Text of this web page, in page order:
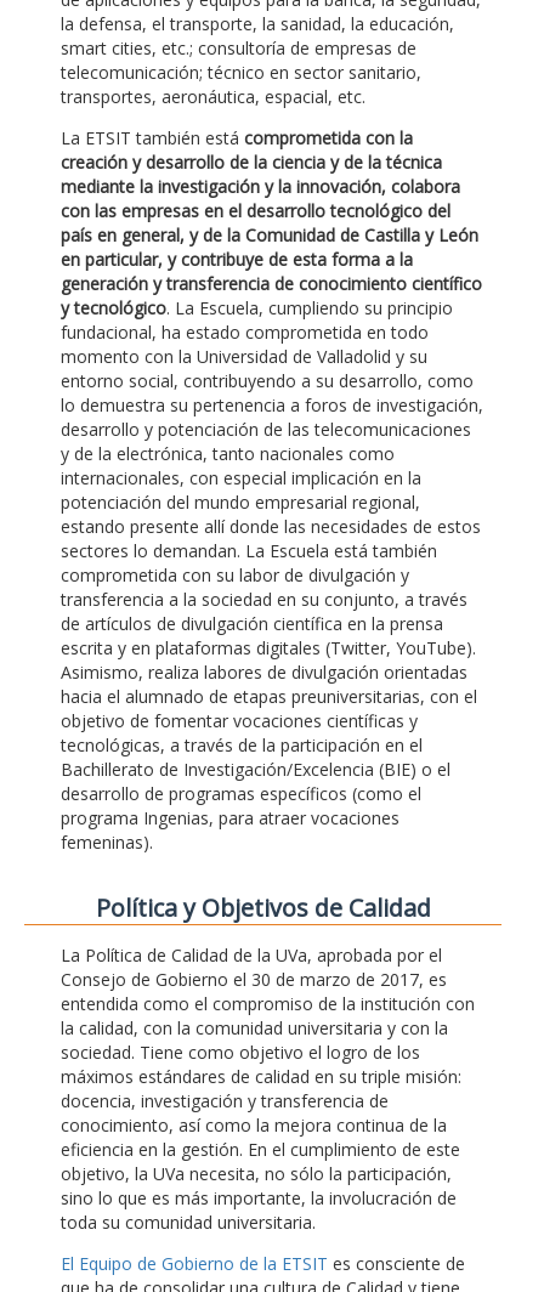
la defensa, el transporte, la sanidad, la educación,
smart cities, etc.; consultoría de empresas de
telecomunicación; técnico en sector sanitario,
transportes, aeronáutica, espacial, etc.
La ETSIT también está comprometida con la
creación y desarrollo de la ciencia y de la técnica
mediante la investigación y la innovación, colabora
con las empresas en el desarrollo tecnológico del
país en general, y de la Comunidad de Castilla y León
en particular, y contribuye de esta forma a la
generación y transferencia de conocimiento científico
y tecnológico. La Escuela, cumpliendo su principio
fundacional, ha estado comprometida en todo
momento con la Universidad de Valladolid y su
entorno social, contribuyendo a su desarrollo, como
lo demuestra su pertenencia a foros de investigación,
desarrollo y potenciación de las telecomunicaciones
y de la electrónica, tanto nacionales como
internacionales, con especial implicación en la
potenciación del mundo empresarial regional,
estando presente allí donde las necesidades de estos
sectores lo demandan. La Escuela está también
comprometida con su labor de divulgación y
transferencia a la sociedad en su conjunto, a través
de artículos de divulgación científica en la prensa
escrita y en plataformas digitales (Twitter, YouTube).
Asimismo, realiza labores de divulgación orientadas
hacia el alumnado de etapas preuniversitarias, con el
objetivo de fomentar vocaciones científicas y
tecnológicas, a través de la participación en el
Bachillerato de Investigación/Excelencia (BIE) o el
desarrollo de programas específicos (como el
programa Ingenias, para atraer vocaciones
femeninas).
Polí­tica y Objetivos de Calidad
La Política de Calidad de la UVa, aprobada por el
Consejo de Gobierno el 30 de marzo de 2017, es
entendida como el compromiso de la institución con
la calidad, con la comunidad universitaria y con la
sociedad. Tiene como objetivo el logro de los
máximos estándares de calidad en su triple misión:
docencia, investigación y transferencia de
conocimiento, así como la mejora continua de la
eficiencia en la gestión. En el cumplimiento de este
objetivo, la UVa necesita, no sólo la participación,
sino lo que es más importante, la involucración de
toda su comunidad universitaria.
El Equipo de Gobierno de la ETSIT es consciente de